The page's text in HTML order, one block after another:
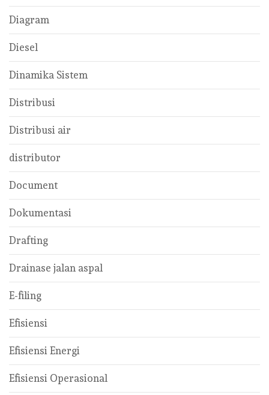
Diagram
Diesel
Dinamika Sistem
Distribusi
Distribusi air
distributor
Document
Dokumentasi
Drafting
Drainase jalan aspal
E-filing
Efisiensi
Efisiensi Energi
Efisiensi Operasional